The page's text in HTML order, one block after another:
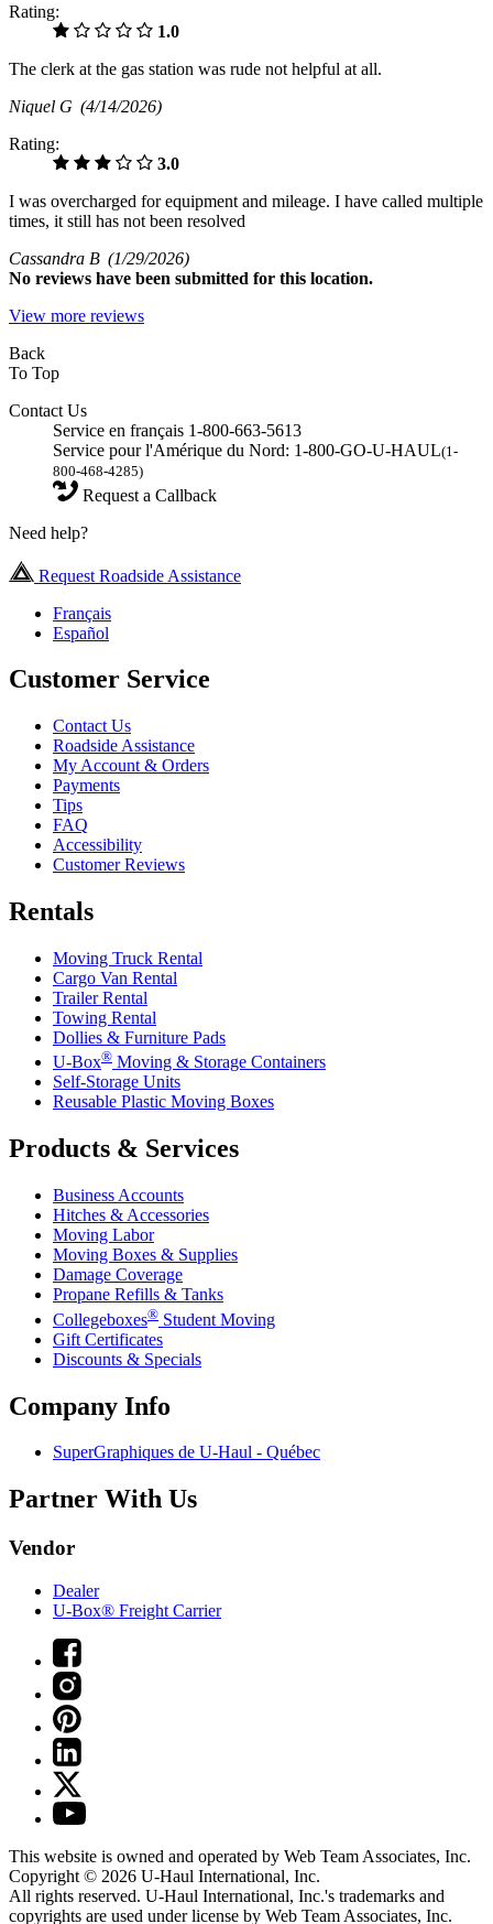
Rating:
1.0
The clerk at the gas station was rude not helpful at all.
Niquel G (4/14/2026)
Rating:
3.0
I was overcharged for equipment and mileage. I have called multiple
times, it still has not been resolved
Cassandra B (1/29/2026)
No reviews have been submitted for this location.
View more reviews
Back
To Top
Contact Us
Service en français 1-800-663-5613
Service pour l'Amérique du Nord: 1-800-GO-U-HAUL(1-
800-468-4285)
Request a Callback
Need help?
Request Roadside Assistance
Français
Español
Customer Service
Contact Us
Roadside Assistance
My Account & Orders
Payments
Tips
FAQ
Accessibility
Customer Reviews
Rentals
Moving Truck Rental
Cargo Van Rental
Trailer Rental
Towing Rental
Dollies & Furniture Pads
U-Box® Moving & Storage Containers
Self-Storage Units
Reusable Plastic Moving Boxes
Products & Services
Business Accounts
Hitches & Accessories
Moving Labor
Moving Boxes & Supplies
Damage Coverage
Propane Refills & Tanks
Collegeboxes® Student Moving
Gift Certificates
Discounts & Specials
Company Info
SuperGraphiques de U-Haul - Québec
Partner With Us
Vendor
Dealer
U-Box® Freight Carrier
This website is owned and operated by Web Team Associates, Inc.
Copyright © 2026 U-Haul International, Inc.
All rights reserved. U-Haul International, Inc.'s trademarks and
copyrights are used under license by Web Team Associates, Inc.